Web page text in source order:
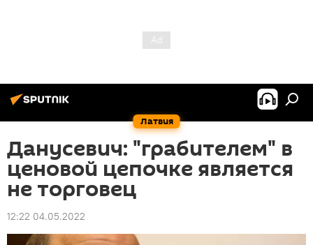
Латвия
Данусевич: "грабителем" в
ценовой цепочке является
не торговец
12:22 04.05.2022